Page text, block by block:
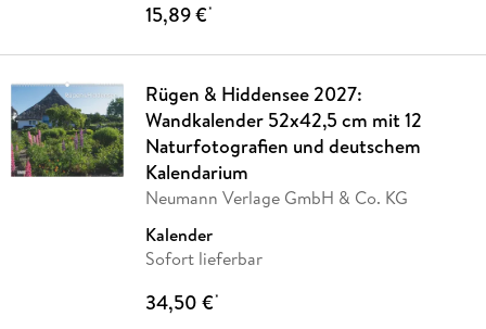
15,89 €*
Rügen & Hiddensee 2027:
Wandkalender 52x42,5 cm mit 12
Naturfotografien und deutschem
Kalendarium
Neumann Verlage GmbH & Co. KG
Kalender
Sofort lieferbar
34,50 €*